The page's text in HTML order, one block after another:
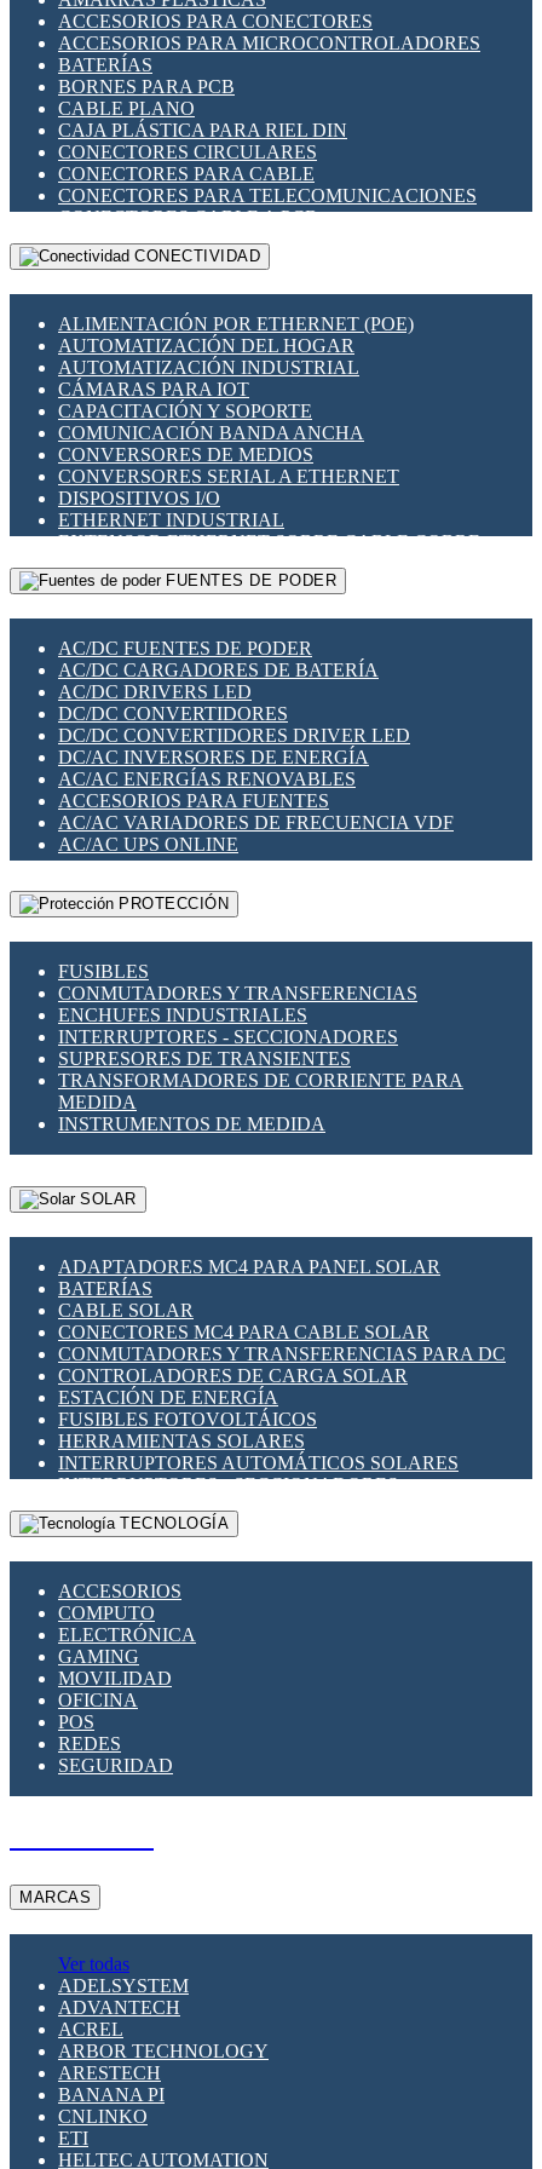
INDICADORES PARA PANEL
INTERFACES DE RELÉ
INTERRUPTORES FIN DE CARRERA
LLAVES CONMUTADORAS
MEDIDORES DE ENERGÍA Y TC'S DE CORRIENTE
MOTORES PASO A PASO
PANTALLAS HMI
PLC -CONTROLADORES LÓGICO PROGRAMABLES
PROGRAMADORES DE HORARIO
RELÉS DE PROTECCIÓN
SENSORES CAPACITIVOS
SENSORES INDUCTIVOS
TEMPORIZADORES
VARIACS
VARIADORES DE FRECUENCIA [VDF]
SECCIONADORES - INTERRUPTORES
MAQUINARIA
ACCESORIOS PARA CONECTORES
ACCESORIOS PARA MICROCONTROLADORES
BATERÍAS
BORNES PARA PCB
CABLE PLANO
CAJA PLÁSTICA PARA RIEL DIN
CONECTORES CIRCULARES
CONECTORES PARA CABLE
CONECTORES PARA TELECOMUNICACIONES
CONECTORES CABLE A PCB
CONECTORES PCB A CABLE
DIP SWITCHES
HERRAMIENTAS VARIAS
ILUMINACIÓN LED
INTERRUPTORES REED
INTERFACES DE RELÉ
OTROS RELÉS
PROTECCIÓN TÉRMICA
RELÉS AUTOMOTRICES
RELÉS DE SEÑAL
RELÉS DE ESTADO SÓLIDO SSR
RELÉS INDUSTRIALES
RELÉS MINIATURA DE POTENCIA
SENSORES MAGNÉTICOS
SWITCH Y MICROSWITCH
TARJETAS PI
UNIÓN Y DERIVACIÓN DE CABLE
CONECTIVIDAD
ALIMENTACIÓN POR ETHERNET (POE)
AUTOMATIZACIÓN DEL HOGAR
AUTOMATIZACIÓN INDUSTRIAL
CÁMARAS PARA IOT
CAPACITACIÓN Y SOPORTE
COMUNICACIÓN BANDA ANCHA
CONVERSORES DE MEDIOS
CONVERSORES SERIAL A ETHERNET
DISPOSITIVOS I/O
ETHERNET INDUSTRIAL
EXTENSOR ETHERNET SOBRE CABLE COBRE
GATEWAY LORAWAN
GESTIÓN DE REDES
PLACAS MODULARES IOT
SWITCHES Y REDES WIFI
SOLUCIONES IOT
SOLUCIONES LORAWAN
SOLUCIONES RED CELULAR
SEGURIDAD PARA REDES
SWITCHES LAN
TELEFONÍA IP (VOIP)
VIGILANCIA IP (CCTV)
MESHTASTIC
FUENTES DE PODER
AC/DC FUENTES DE PODER
AC/DC CARGADORES DE BATERÍA
AC/DC DRIVERS LED
DC/DC CONVERTIDORES
DC/DC CONVERTIDORES DRIVER LED
DC/AC INVERSORES DE ENERGÍA
AC/AC ENERGÍAS RENOVABLES
ACCESORIOS PARA FUENTES
AC/AC VARIADORES DE FRECUENCIA VDF
AC/AC UPS ONLINE
PROTECCIÓN
FUSIBLES
CONMUTADORES Y TRANSFERENCIAS
ENCHUFES INDUSTRIALES
INTERRUPTORES - SECCIONADORES
SUPRESORES DE TRANSIENTES
TRANSFORMADORES DE CORRIENTE PARA
MEDIDA
INSTRUMENTOS DE MEDIDA
SOLAR
ADAPTADORES MC4 PARA PANEL SOLAR
BATERÍAS
CABLE SOLAR
CONECTORES MC4 PARA CABLE SOLAR
CONMUTADORES Y TRANSFERENCIAS PARA DC
CONTROLADORES DE CARGA SOLAR
ESTACIÓN DE ENERGÍA
FUSIBLES FOTOVOLTÁICOS
HERRAMIENTAS SOLARES
INTERRUPTORES AUTOMÁTICOS SOLARES
INTERRUPTORES - SECCIONADORES
FOTOVOLTÁICOS
MONTAJE PANEL SOLAR
SUPRESOR DE TRANSIENTES SPDS PARA
APLICACIONES FOTOVOLTAICAS
TECNOLOGÍA
ACCESORIOS
COMPUTO
ELECTRÓNICA
GAMING
MOVILIDAD
OFICINA
POS
REDES
SEGURIDAD
MARCAS
Ver todas
ADELSYSTEM
ADVANTECH
ACREL
ARBOR TECHNOLOGY
ARESTECH
BANANA PI
CNLINKO
ETI
HELTEC AUTOMATION